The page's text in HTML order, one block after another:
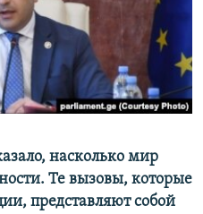
насколько мир
Те вызовы, которые
представляют собой